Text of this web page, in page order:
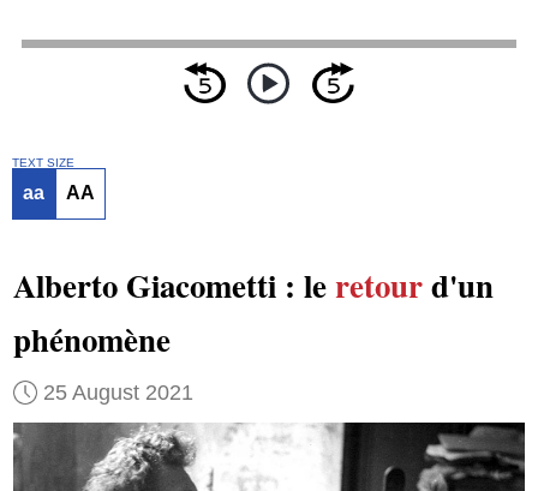
TEXT SIZE
aa AA
Alberto Giacometti : leretourd'un
phénomène
25 August 2021